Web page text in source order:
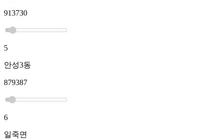
913730
5
안성3동
879387
6
일죽면